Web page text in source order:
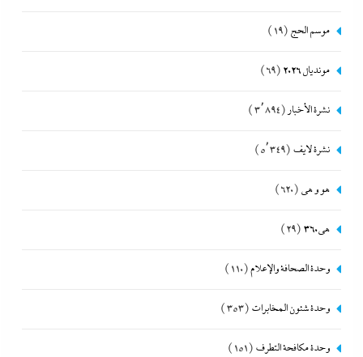
موسم الحج (19)
مونديال 2026 (69)
نشرة الأخبار(3٬894)
نشرة لايف (5٬349)
هو و هي (620)
هى360 (29)
وحدة الصحافة والإعلام(110)
وحدة شئون المخابرات (353)
وحدة مكافحة التطرف (151)